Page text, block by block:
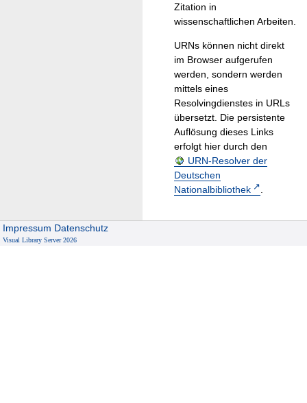
Zitation in
wissenschaftlichen Arbeiten.
URNs können nicht direkt
im Browser aufgerufen
werden, sondern werden
mittels eines
Resolvingdienstes in URLs
übersetzt. Die persistente
Auflösung dieses Links
erfolgt hier durch den
URN-Resolver der
Deutschen
Nationalbibliothek
.
Impressum Datenschutz
Visual Library Server 2026